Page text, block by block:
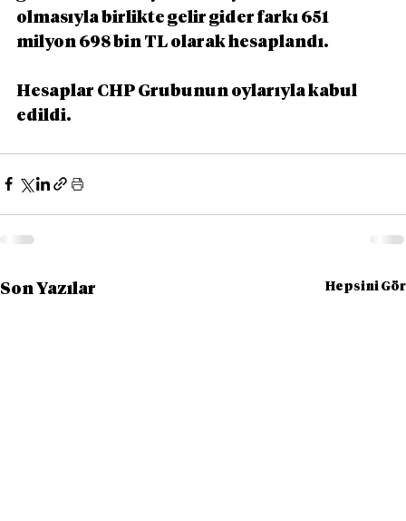
olmasıyla birlikte gelir gider farkı 651
milyon 698 bin TL olarak hesaplandı.
Hesaplar CHP Grubunun oylarıyla kabul
edildi.
Son Yazılar Hepsini Gör